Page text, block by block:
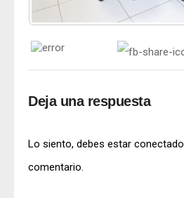
Deja una respuesta
Lo siento, debes estar conectado
comentario.